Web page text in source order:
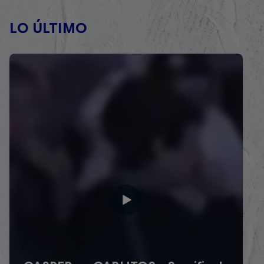
LO ÚLTIMO